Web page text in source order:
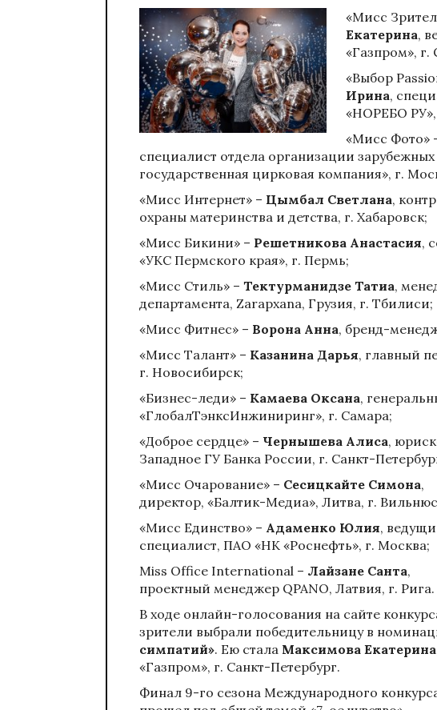
«Мисс
Екатерина,
«Газпром», г.
«Выбор
Ирина,
«НОРЕБО РУ»,
«Мисс Фото»
специалист отдела организации
государственная цирковая компания», г.
«Мисс Интернет» – Цымбал Светлана,
охраны материнства и детства, г. Хабаровск;
«Мисс Бикини» – Решетникова Анастасия,
«УКС Пермского края», г. Пермь;
«Мисс Стиль» – Тектурманидзе Татиа,
департамента, Zarapxana, Грузия, г. Тбилиси;
«Мисс Фитнес» – Ворона Анна, бренд-
«Мисс Талант» – Казанина Дарья, главный
г. Новосибирск;
«Бизнес-леди» – Камаева Оксана,
«ГлобалТэнксИнжиниринг», г. Самара;
«Доброе сердце» – Чернышева Алиса,
Западное ГУ Банка России, г. Санкт-
«Мисс Очарование» – Сесицкайте Симона,
директор, «Балтик-Медиа», Литва, г.
«Мисс Единство» – Адаменко Юлия,
специалист, ПАО «НК «Роснефть», г. Москва;
Miss Office International – Лайзане Санта,
проектный менеджер QPANO, Латвия, г. Рига.
В ходе онлайн-голосования на сайте
зрители выбрали победительницу в
симпатий». Ею стала Максимова Екатерина
«Газпром», г. Санкт-Петербург.
Финал 9-го сезона Международного